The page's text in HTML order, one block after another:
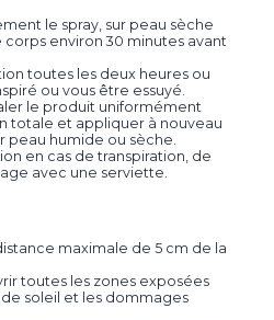
le spray, sur peau sèche
corps environ 30 minutes avant
toutes les deux heures ou
ou vous être essuyé.
le produit uniformément
totale et appliquer à nouveau
peau humide ou sèche.
en cas de transpiration, de
avec une serviette.
maximale de 5 cm de la
toutes les zones exposées
soleil et les dommages